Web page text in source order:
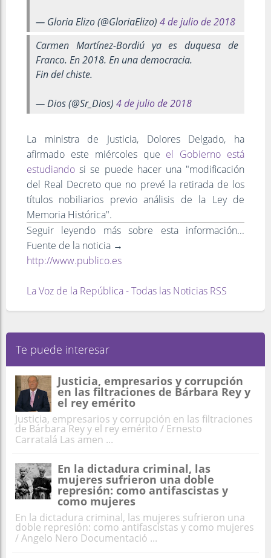
— Gloria Elizo (@GloriaElizo) 4 de julio de 2018
Carmen Martínez-Bordiú ya es duquesa de
Franco. En 2018. En una democracia.
Fin del chiste.
— Dios (@Sr_Dios) 4 de julio de 2018
La ministra de Justicia, Dolores Delgado, ha
afirmado este miércoles que el Gobierno está
estudiando si se puede hacer una "modificación
del Real Decreto que no prevé la retirada de los
títulos nobiliarios previo análisis de la Ley de
Memoria Histórica".
Seguir leyendo más sobre esta información...
Fuente de la noticia →
http://www.publico.es
La Voz de la República - Todas las Noticias RSS
Te puede interesar
Justicia, empresarios y corrupción
en las filtraciones de Bárbara Rey y
el rey emérito
Justicia, empresarios y corrupción en las filtraciones
de Bárbara Rey y el rey emérito / Ernesto
Carratalá Las amen ...
En la dictadura criminal, las
mujeres sufrieron una doble
represión: como antifascistas y
como mujeres
En la dictadura criminal, las mujeres sufrieron una
doble represión: como antifascistas y como mujeres
/ Angelo Nero Documentació ...